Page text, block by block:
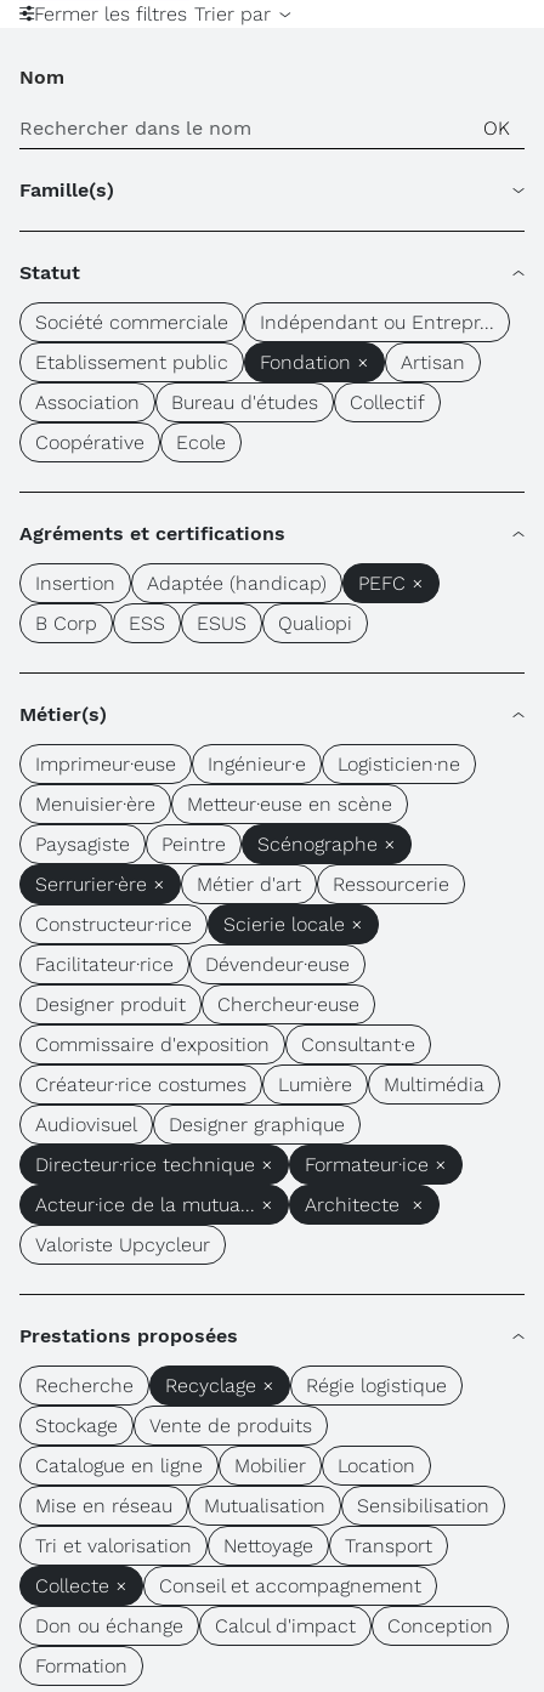
Fermer les filtres Trier par
Nom
Famille(s)
Statut
Société commerciale
Indépendant ou Entrepr...
Etablissement public
Fondation ×
Artisan
Association
Bureau d'études
Collectif
Coopérative
Ecole
Agréments et certifications
Insertion Adaptée (handicap)
PEFC ×
B Corp
ESS ESUS Qualiopi
Métier(s)
Imprimeur·euse Ingénieur·e
Logisticien·ne
Menuisier·ère
Metteur·euse en scène
Paysagiste
Peintre
Scénographe ×
Serrurier·ère ×
Métier d'art
Ressourcerie
Constructeur·rice
Scierie locale ×
Facilitateur·rice
Dévendeur·euse
Designer produit
Chercheur·euse
Commissaire d'exposition
Consultant·e
Créateur·rice costumes
Lumière
Multimédia
Audiovisuel
Designer graphique
Directeur·rice technique ×
Formateur·ice ×
Acteur·ice de la mutua... ×
Architecte ×
Valoriste Upcycleur
Prestations proposées
Recherche Recyclage ×
Régie logistique
Stockage
Vente de produits
Catalogue en ligne
Mobilier
Location
Mise en réseau
Mutualisation
Sensibilisation
Tri et valorisation
Nettoyage
Transport
Collecte ×
Conseil et accompagnement
Don ou échange
Calcul d'impact
Conception
Formation